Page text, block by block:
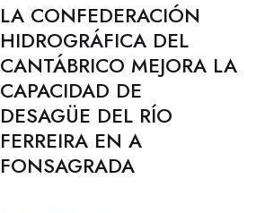
LA CONFEDERACIÓN
HIDROGRÁFICA DEL
CANTÁBRICO MEJORA LA
CAPACIDAD DE
DESAGÜE DEL RÍO
FERREIRA EN A
FONSAGRADA